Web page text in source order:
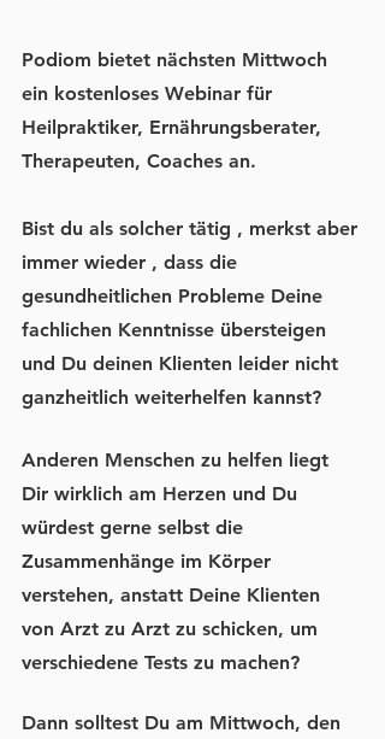
Podiom bietet nächsten Mittwoch
ein kostenloses Webinar für
Heilpraktiker, Ernährungsberater,
Therapeuten, Coaches an.
Bist du als solcher tätig , merkst aber
immer wieder , dass die
gesundheitlichen Probleme Deine
fachlichen Kenntnisse übersteigen
und Du deinen Klienten leider nicht
ganzheitlich weiterhelfen kannst?
Anderen Menschen zu helfen liegt
Dir wirklich am Herzen und Du
würdest gerne selbst die
Zusammenhänge im Körper
verstehen, anstatt Deine Klienten
von Arzt zu Arzt zu schicken, um
verschiedene Tests zu machen?
Dann solltest Du am Mittwoch, den